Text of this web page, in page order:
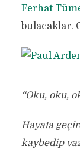
Ferhat
bulacaklar.
“Oku, oku,
Hayata
kaybedip